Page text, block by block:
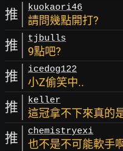
推 kuokaori46
請問幾點開打?
推 tjbulls
9點吧?
推 icedog122
小Z偷笑中..
推 keller
這冠拿不下來真的
推 chemistryexi
也不是不可能軟手